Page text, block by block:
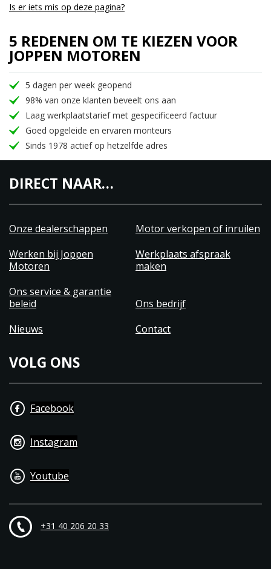
Is er iets mis op deze pagina?
5 REDENEN OM TE KIEZEN VOOR
JOPPEN MOTOREN
5 dagen per week geopend
98% van onze klanten beveelt ons aan
Laag werkplaatstarief met gespecificeerd factuur
Goed opgeleide en ervaren monteurs
Sinds 1978 actief op hetzelfde adres
DIRECT NAAR…
Onze dealerschappen
Motor verkopen of inruilen
Werken bij Joppen
Motoren
Werkplaats afspraak
maken
Ons service & garantie
beleid
Ons bedrijf
Nieuws
Contact
VOLG ONS
Facebook
Instagram
Youtube
+31 40 206 20 33